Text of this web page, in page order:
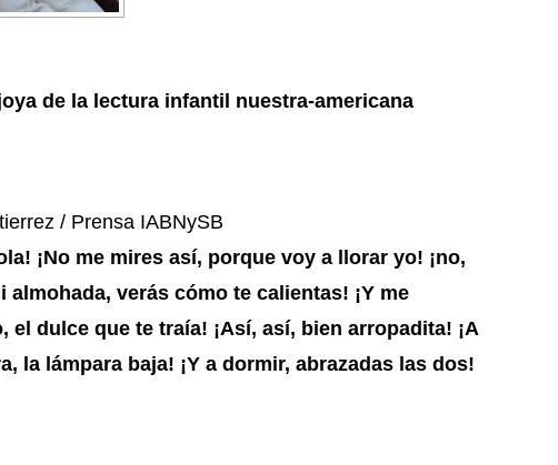
de la lectura infantil nuestra-americana
/ Prensa IABNySB
¡No me mires así, porque voy a llorar yo! ¡no,
verás cómo te calientas! ¡Y me
dulce que te traía! ¡Así, así, bien arropadita! ¡A
la lámpara baja! ¡Y a dormir, abrazadas las dos!